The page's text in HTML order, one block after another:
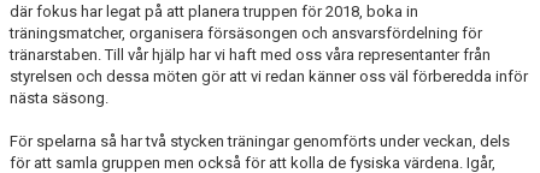
där fokus har legat på att planera truppen för 2018, boka in
träningsmatcher, organisera försäsongen och ansvarsfördelning för
tränarstaben. Till vår hjälp har vi haft med oss våra representanter från
styrelsen och dessa möten gör att vi redan känner oss väl förberedda inför
nästa säsong.
För spelarna så har två stycken träningar genomförts under veckan, dels
för att samla gruppen men också för att kolla de fysiska värdena. Igår,